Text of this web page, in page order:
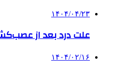
۱۴۰۴/۰۴/۲۳
علت درد بعد از
۱۴۰۴/۰۲/۱۶